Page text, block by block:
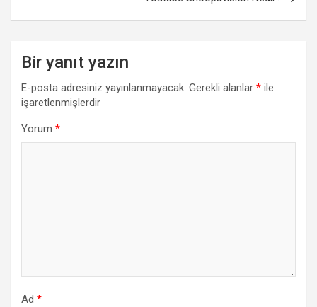
Bir yanıt yazın
E-posta adresiniz yayınlanmayacak. Gerekli alanlar * ile
işaretlenmişlerdir
Yorum *
Ad *